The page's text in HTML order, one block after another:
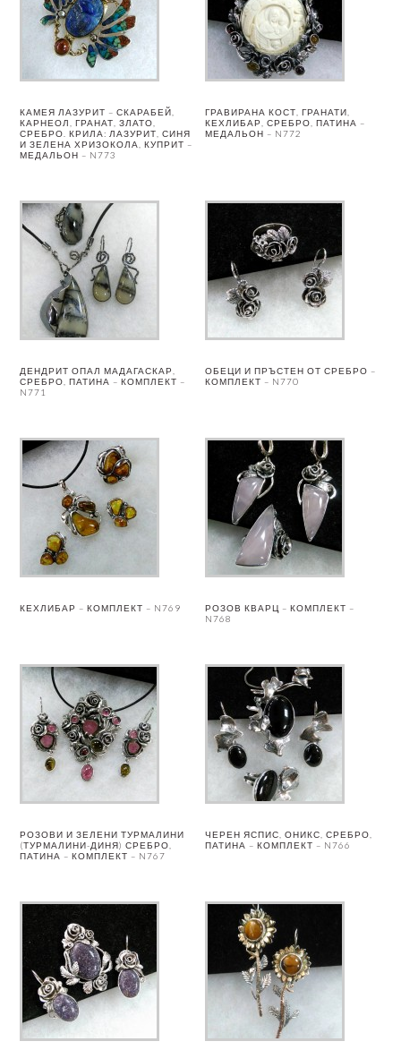
КАМЕЯ ЛАЗУРИТ – СКАРАБЕЙ,
КАРНЕОЛ, ГРАНАТ, ЗЛАТО,
СРЕБРО. КРИЛА: ЛАЗУРИТ, СИНЯ
И ЗЕЛЕНА ХРИЗОКОЛА, КУПРИТ –
МЕДАЛЬОН – N773
ГРАВИРАНА КОСТ, ГРАНАТИ,
КЕХЛИБАР, СРЕБРО, ПАТИНА –
МЕДАЛЬОН – N772
ДЕНДРИТ ОПАЛ МАДАГАСКАР,
СРЕБРО, ПАТИНА – КОМПЛЕКТ –
N771
ОБЕЦИ И ПРЪСТЕН ОТ СРЕБРО –
КОМПЛЕКТ – N770
КЕХЛИБАР – КОМПЛЕКТ – N769
РОЗОВ КВАРЦ – КОМПЛЕКТ –
N768
РОЗОВИ И ЗЕЛЕНИ ТУРМАЛИНИ
(ТУРМАЛИНИ-ДИНЯ) СРЕБРО,
ПАТИНА – КОМПЛЕКТ – N767
ЧЕРЕН ЯСПИС, ОНИКС, СРЕБРО,
ПАТИНА – КОМПЛЕКТ – N766